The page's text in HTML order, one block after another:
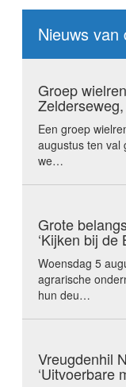
Nieuws van
Groep
Een groep
augustus ten val
we…
Grote
‘Kijken bij de
Woensdag 5
agrarische
hun deu…
Vreugdenhil
‘Uitvoerbare